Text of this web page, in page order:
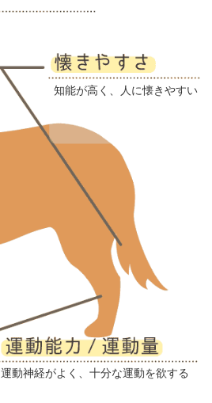
知能が高く、人に懐きやすい
運動神経がよく、十分な運動を欲する